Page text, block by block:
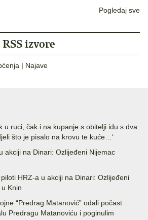
Pogledaj sve
izvore
| Najave
u ruci, čak i na kupanje s obitelji idu s dva
što je pisalo na krovu te kuće…‘
akciji na Dinari: Ozlijeđeni Nijemac
HRZ-a u akciji na Dinari: Ozlijeđeni
Knin
“Predrag Matanović” odali počast
Predragu Matanoviću i poginulim